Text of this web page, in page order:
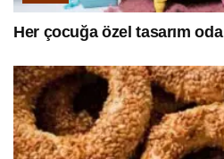
Her çocuğa özel tasarım oda